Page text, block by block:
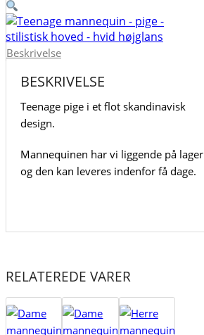
Beskrivelse
BESKRIVELSE
Teenage pige i et flot skandinavisk
design.
Mannequinen har vi liggende på lager
og den kan leveres indenfor få dage.
RELATEREDE VARER